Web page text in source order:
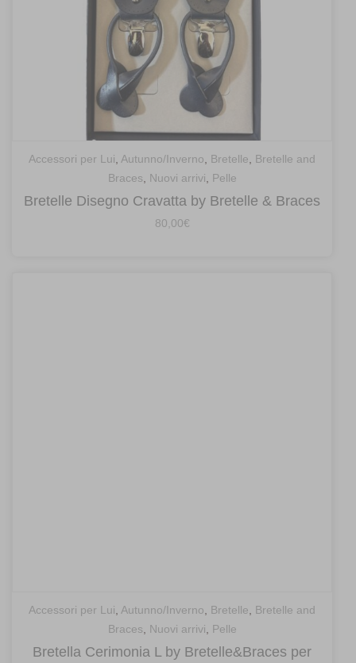
Accessori per Lui, Autunno/Inverno, Bretelle, Bretelle and
Braces, Nuovi arrivi, Pelle
Bretelle Disegno Cravatta by Bretelle & Braces
80,00€
Accessori per Lui, Autunno/Inverno, Bretelle, Bretelle and
Braces, Nuovi arrivi, Pelle
Bretella Cerimonia L by Bretelle&Braces per